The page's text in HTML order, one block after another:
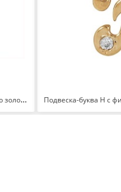
Подвеска-буква В с фианитами из красного золота 585 с родированием П1328417